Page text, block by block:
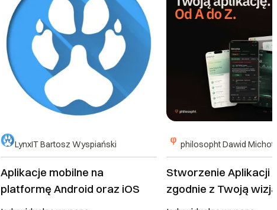
LynxIT Bartosz Wyspiański
Aplikacje mobilne na
platformę Android oraz iOS
philosopht Dawid
Stworzenie Aplikacji
zgodnie z Twoją wizją